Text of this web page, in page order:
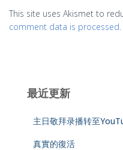
This site uses Akismet to
comment data is processed.
最近更新
主日敬拜录播转至
真實的復活